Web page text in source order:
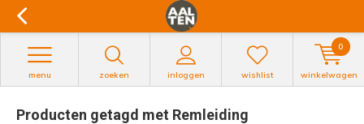
zoeken inloggen
menu wishlist winkelwagen
0
Producten getagd met Remleiding